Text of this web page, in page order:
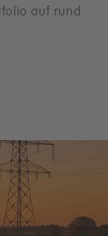
auf rund